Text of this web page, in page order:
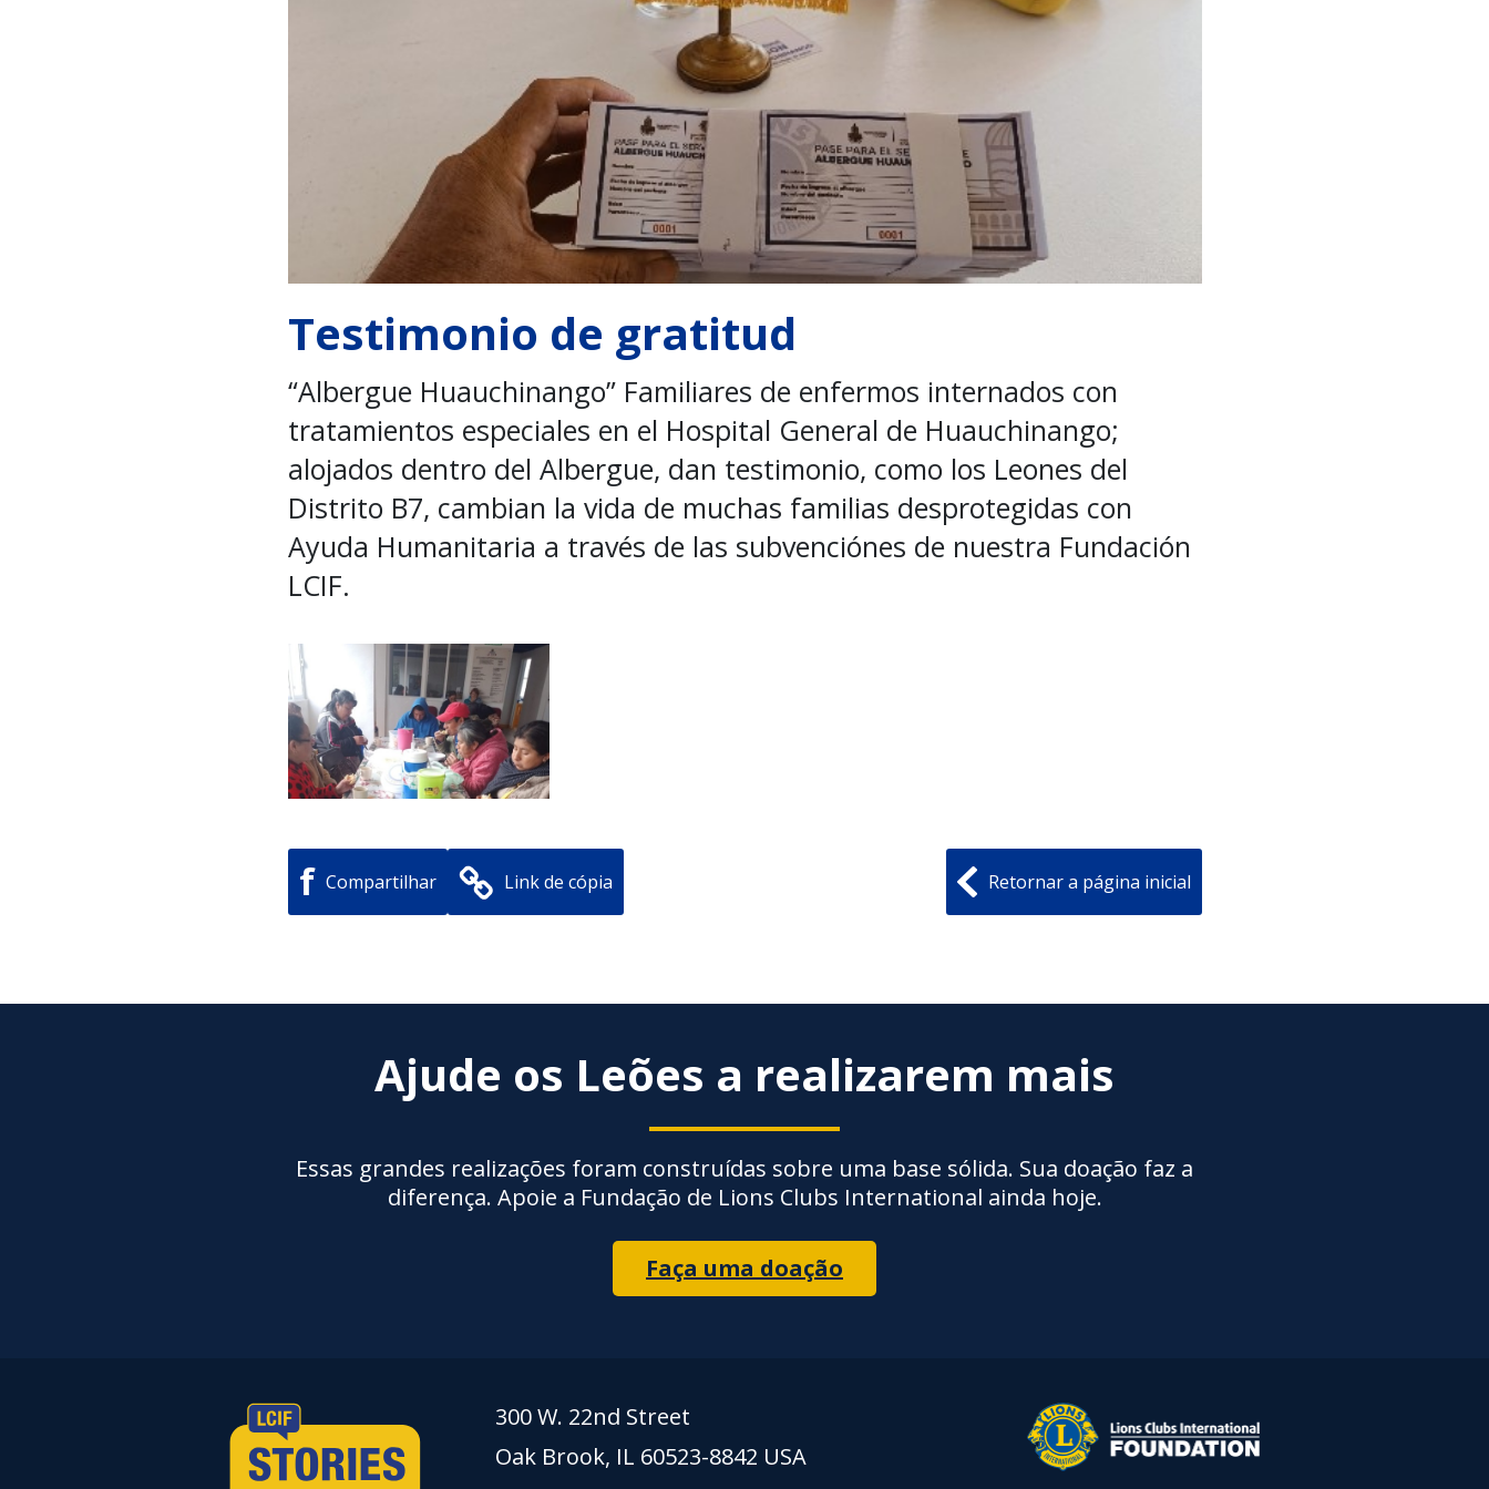
Testimonio de gratitud
“Albergue Huauchinango” Familiares de enfermos internados con
tratamientos especiales en el Hospital General de Huauchinango;
alojados dentro del Albergue, dan testimonio, como los Leones del
Distrito B7, cambian la vida de muchas familias desprotegidas con
Ayuda Humanitaria a través de las subvenciónes de nuestra Fundación
LCIF.
f Compartilhar Link de cópia Retornar a página inicial
Ajude os Leões a realizarem mais
Essas grandes realizações foram construídas sobre uma base sólida. Sua doação faz a
diferença. Apoie a Fundação de Lions Clubs International ainda hoje.
Faça uma doação
300 W. 22nd Street
Oak Brook, IL 60523-8842 USA